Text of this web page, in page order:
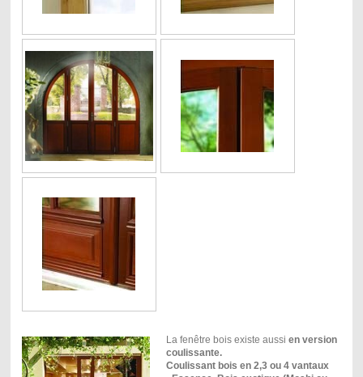
La fenêtre bois existe aussi en version
coulissante.
Coulissant bois en 2,3 ou 4 vantaux